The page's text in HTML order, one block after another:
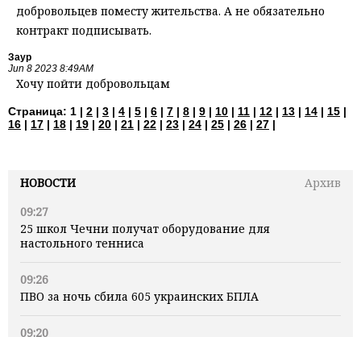
НОВОСТИ
Архив
09:27
25 школ Чечни получат оборудование для
настольного тенниса
09:26
ПВО за ночь сбила 605 украинских БПЛА
09:20
добровольцев поместу жительства. А не обязательно
контракт подписывать.
Заур
Jun 8 2023 8:49AM
Хочу пойти добровольцам
Страница: 1 | 2 | 3 | 4 | 5 | 6 | 7 | 8 | 9 | 10 | 11 | 12 | 13 | 14 | 15 |
16 | 17 | 18 | 19 | 20 | 21 | 22 | 23 | 24 | 25 | 26 | 27 |